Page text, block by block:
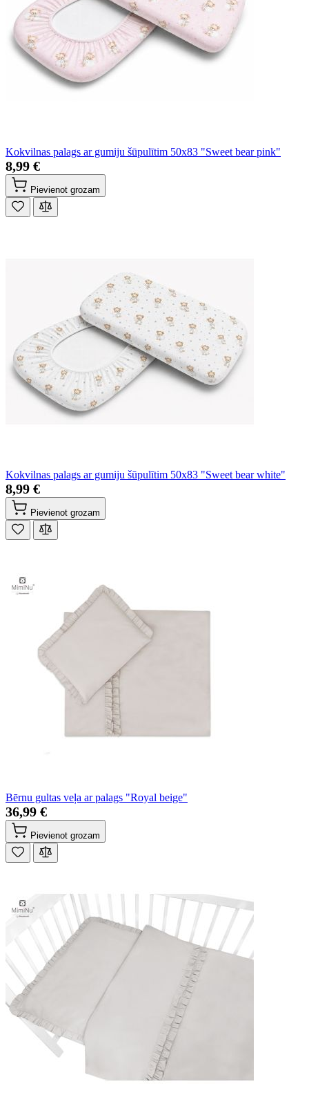
Kokvilnas palags ar gumiju šūpulītim 50x83 "Sweet bear pink"
8,99 €
Pievienot grozam
Kokvilnas palags ar gumiju šūpulītim 50x83 "Sweet bear white"
8,99 €
Pievienot grozam
Bērnu gultas veļa ar palags "Royal beige"
36,99 €
Pievienot grozam